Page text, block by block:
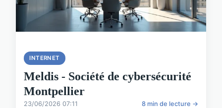
INTERNET
Meldis - Société de cybersécurité
Montpellier
23/06/2026 07:11 8 min de lecture →